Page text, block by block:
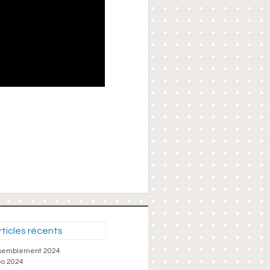
récents
2024
2024